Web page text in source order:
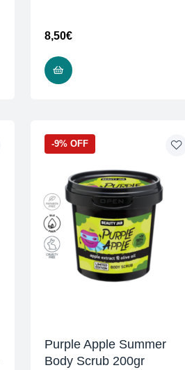
8,50€
-9% OFF
Purple Apple Summer
Body Scrub 200gr